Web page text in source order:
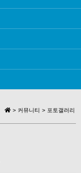
> 커뮤니티 > 포토갤러리